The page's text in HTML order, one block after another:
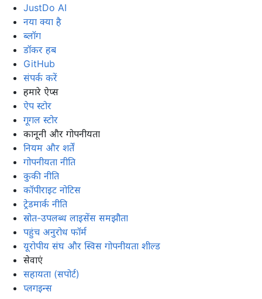
JustDo AI
नया क्या है
ब्लॉग
डॉकर हब
GitHub
संपर्क करें
हमारे ऐप्स
ऐप स्टोर
गूगल स्टोर
कानूनी और गोपनीयता
नियम और शर्तें
गोपनीयता नीति
कुकी नीति
कॉपीराइट नोटिस
ट्रेडमार्क नीति
स्रोत-उपलब्ध लाइसेंस समझौता
पहुंच अनुरोध फॉर्म
यूरोपीय संघ और स्विस गोपनीयता शील्ड
सेवाएं
सहायता (सपोर्ट)
प्लगइन्स